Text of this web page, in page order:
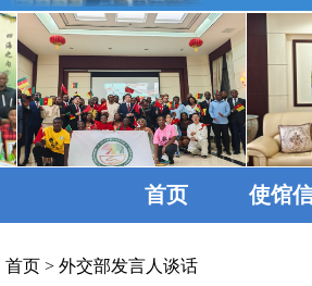
首页 使馆
首页 > 外交部发言人谈话